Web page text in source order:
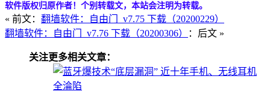
软件版权归原作者！个别转载文，本站会注明为转载。
« 前文： 翻墙软件：自由门_v7.75 下载（20200229）
翻墙软件：自由门_v7.76 下载（20200306）
：后文 »
关注更多相关文章：